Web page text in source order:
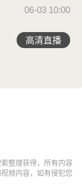
06-03 10:00
高清直播
整理获得，所有内容
频内容，如有侵犯您